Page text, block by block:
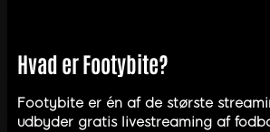
Hvad er Footybite?
Footybite er én af de største
udbyder gratis livestreaming af